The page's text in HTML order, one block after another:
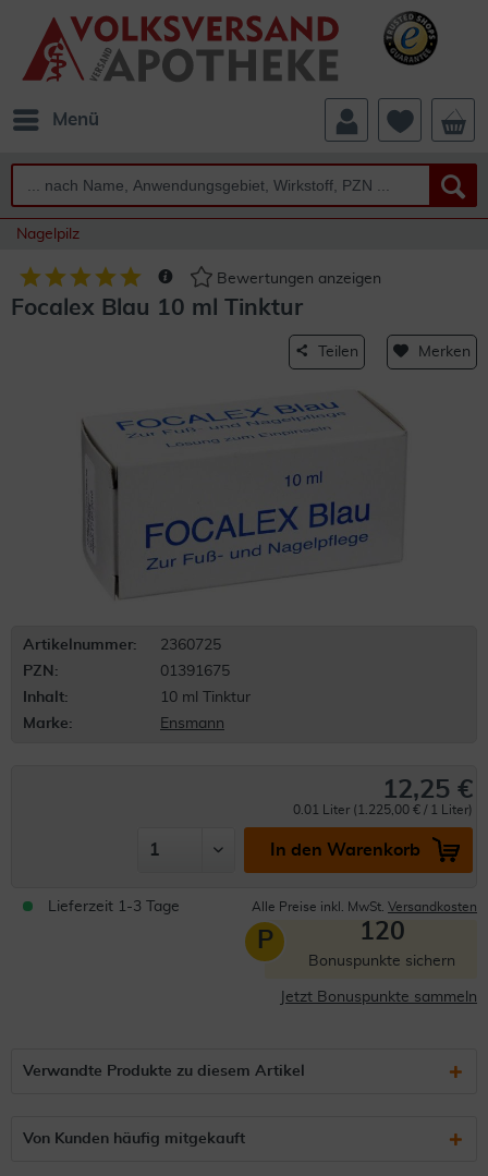
Menü
Nagelpilz
Bewertungen anzeigen
Focalex Blau 10 ml Tinktur
Teilen Merken
Artikelnummer:
2360725
PZN:
01391675
Inhalt:
10 ml Tinktur
Marke:
Ensmann
12,25 €
0.01 Liter (1.225,00 € / 1 Liter)
In den Warenkorb
Lieferzeit 1-3 Tage Alle Preise inkl. MwSt. Versandkosten
P 120
Bonuspunkte sichern
Jetzt Bonuspunkte sammeln
Verwandte Produkte zu diesem Artikel
Von Kunden häufig mitgekauft